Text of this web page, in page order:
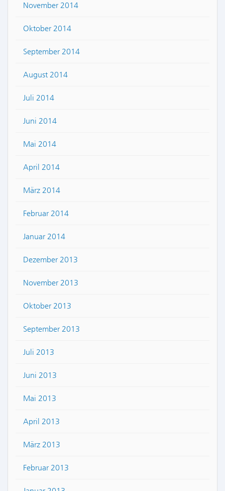
November 2014
Oktober 2014
September 2014
August 2014
Juli 2014
Juni 2014
Mai 2014
April 2014
März 2014
Februar 2014
Januar 2014
Dezember 2013
November 2013
Oktober 2013
September 2013
Juli 2013
Juni 2013
Mai 2013
April 2013
März 2013
Februar 2013